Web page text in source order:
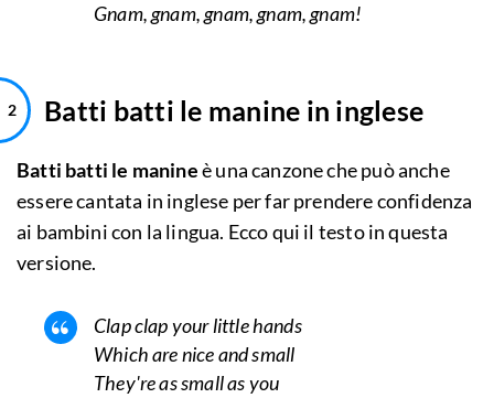
Gnam, gnam, gnam, gnam, gnam!
Batti batti le manine in inglese
Batti batti le manineè una canzone che può anche
essere cantata in inglese per far prendere confidenza
ai bambini con la lingua. Ecco qui il testo in questa
versione.
Clap clap your little hands
Which are nice and small
They're as small as you